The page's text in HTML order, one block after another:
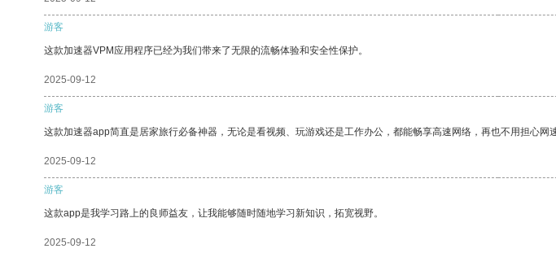
游客
这款加速器VPM应用程序已经为我们带来了无限的流畅体验和安全性保护。
2025-09-12
游客
这款加速器app简直是居家旅行必备神器，无论是看视频、玩游戏还是工作办公，都能畅享高速网络，再也不用担心
2025-09-12
游客
这款app是我学习路上的良师益友，让我能够随时随地学习新知识，拓宽视野。
2025-09-12